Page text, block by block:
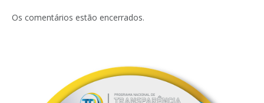
Os comentários estão encerrados.